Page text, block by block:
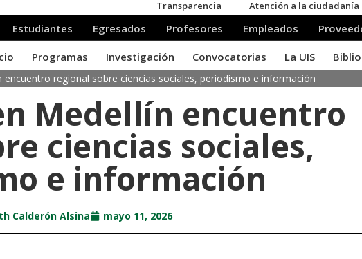
encuentro regional sobre ciencias sociales, periodismo e información
Medellín encuentro
ciencias sociales,
e información
Calderón Alsina mayo 11, 2026